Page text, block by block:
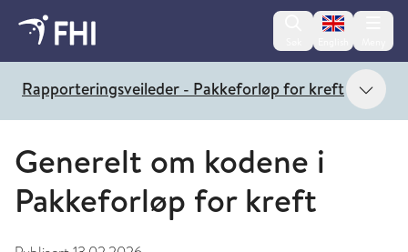
Change
Rapporteringsveileder - Pakkeforløp for kreft Vis
Generelt om kodene i
Pakkeforløp for kreft